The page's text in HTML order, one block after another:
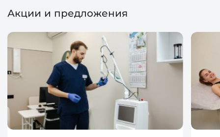
Акции и предложения